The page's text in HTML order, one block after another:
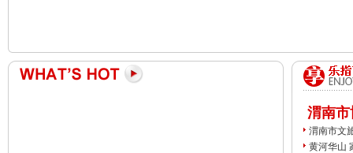
渭南
渭南市文
安全生产
黄河华山